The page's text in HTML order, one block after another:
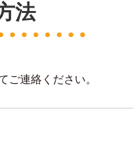
法
連絡ください。